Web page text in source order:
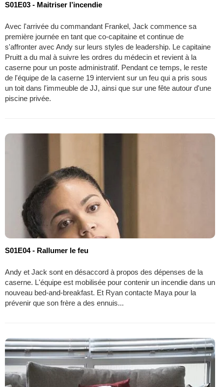
S01E03 - Maitriser l’incendie
Avec l'arrivée du commandant Frankel, Jack commence sa
première journée en tant que co-capitaine et continue de
s'affronter avec Andy sur leurs styles de leadership. Le capitaine
Pruitt a du mal à suivre les ordres du médecin et revient à la
caserne pour un poste administratif. Pendant ce temps, le reste
de l'équipe de la caserne 19 intervient sur un feu qui a pris sous
un toit dans l'immeuble de JJ, ainsi que sur une fête autour d'une
piscine privée.
S01E04 - Rallumer le feu
Andy et Jack sont en désaccord à propos des dépenses de la
caserne. L'équipe est mobilisée pour contenir un incendie dans un
nouveau bed-and-breakfast. Et Ryan contacte Maya pour la
prévenir que son frère a des ennuis...